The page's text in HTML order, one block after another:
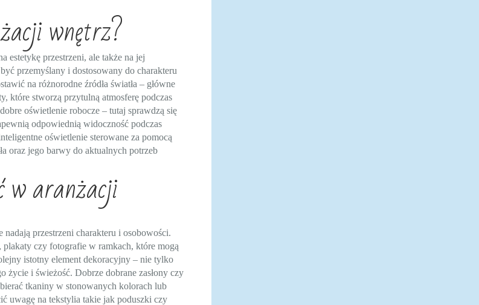
wnętrz?
estetykę przestrzeni, ale także na jej
przemyślany i dostosowany do charakteru
na różnorodne źródła światła – główne
które stworzą przytulną atmosferę podczas
oświetlenie robocze – tutaj sprawdzą się
odpowiednią widoczność podczas
oświetlenie sterowane za pomocą
oraz jego barwy do aktualnych potrzeb
aranżacji
przestrzeni charakteru i osobowości.
czy fotografie w ramkach, które mogą
istotny element dekoracyjny – nie tylko
życie i świeżość. Dobrze dobrane zasłony czy
tkaniny w stonowanych kolorach lub
uwagę na tekstylia takie jak poduszki czy